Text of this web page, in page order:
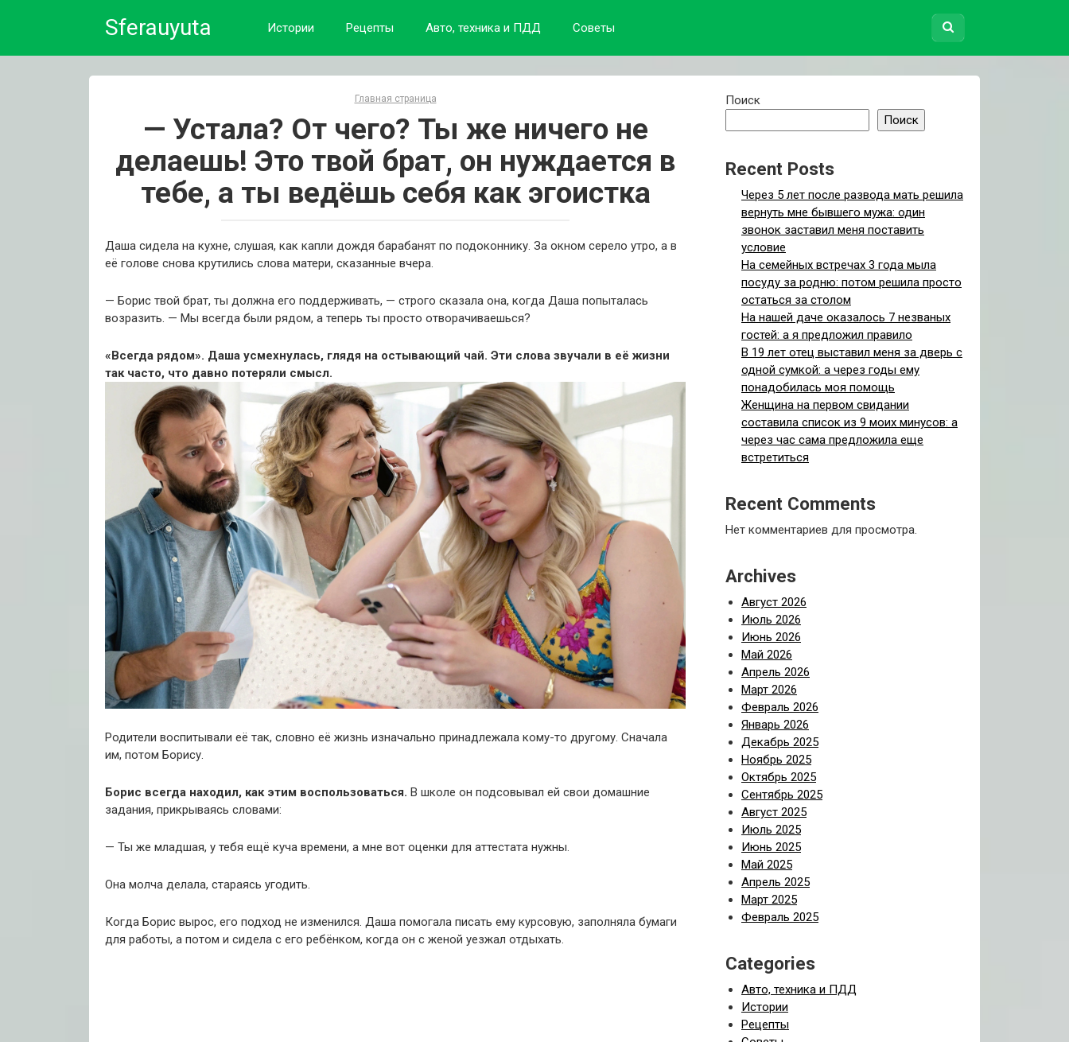
Sferauyuta Истории Рецепты Авто, техника и ПДД Советы
Главная страница
— Устала? От чего? Ты же ничего не
делаешь! Это твой брат, он нуждается в
тебе, а ты ведёшь себя как эгоистка
Даша сидела на кухне, слушая, как капли дождя барабанят по подоконнику. За окном серело утро, а в
её голове снова крутились слова матери, сказанные вчера.
— Борис твой брат, ты должна его поддерживать, — строго сказала она, когда Даша попыталась
возразить. — Мы всегда были рядом, а теперь ты просто отворачиваешься?
«Всегда рядом». Даша усмехнулась, глядя на остывающий чай. Эти слова звучали в её жизни
так часто, что давно потеряли смысл.
Родители воспитывали её так, словно её жизнь изначально принадлежала кому-то другому. Сначала
им, потом Борису.
Борис всегда находил, как этим воспользоваться. В школе он подсовывал ей свои домашние
задания, прикрываясь словами:
— Ты же младшая, у тебя ещё куча времени, а мне вот оценки для аттестата нужны.
Она молча делала, стараясь угодить.
Когда Борис вырос, его подход не изменился. Даша помогала писать ему курсовую, заполняла бумаги
для работы, а потом и сидела с его ребёнком, когда он с женой уезжал отдыхать.
Поиск
Поиск
Recent Posts
Через 5 лет после развода мать решила
вернуть мне бывшего мужа: один
звонок заставил меня поставить
условие
На семейных встречах 3 года мыла
посуду за родню: потом решила просто
остаться за столом
На нашей даче оказалось 7 незваных
гостей: а я предложил правило
В 19 лет отец выставил меня за дверь с
одной сумкой: а через годы ему
понадобилась моя помощь
Женщина на первом свидании
составила список из 9 моих минусов: а
через час сама предложила еще
встретиться
Recent Comments
Нет комментариев для просмотра.
Archives
Август 2026
Июль 2026
Июнь 2026
Май 2026
Апрель 2026
Март 2026
Февраль 2026
Январь 2026
Декабрь 2025
Ноябрь 2025
Октябрь 2025
Сентябрь 2025
Август 2025
Июль 2025
Июнь 2025
Май 2025
Апрель 2025
Март 2025
Февраль 2025
Categories
Авто, техника и ПДД
Истории
Рецепты